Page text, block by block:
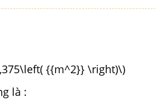
{{m^2}} \right)\)
là :